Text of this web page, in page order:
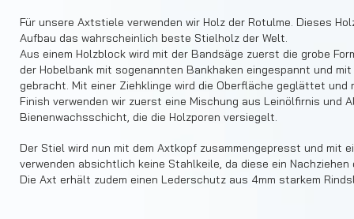
Für unsere Axtstiele verwenden wir Holz der Rotulme. Dieses
Aufbau das wahrscheinlich beste Stielholz der Welt.
Aus einem Holzblock wird mit der Bandsäge zuerst die grobe
der Hobelbank mit sogenannten Bankhaken eingespannt und
gebracht. Mit einer Ziehklinge wird die Oberfläche geglättet und
Finish verwenden wir zuerst eine Mischung aus Leinölfirnis und
Bienenwachsschicht, die die Holzporen versiegelt.
Der Stiel wird nun mit dem Axtkopf zusammengepresst und mit
verwenden absichtlich keine Stahlkeile, da diese ein
Die Axt erhält zudem einen Lederschutz aus 4mm starkem